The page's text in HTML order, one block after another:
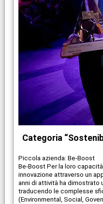
Categoria
Piccola azienda: Be-Boost
Be-Boost Per la loro
innovazione attraverso un
anni di attività ha dimostrato
traducendo le complesse
(Environmental, Social,